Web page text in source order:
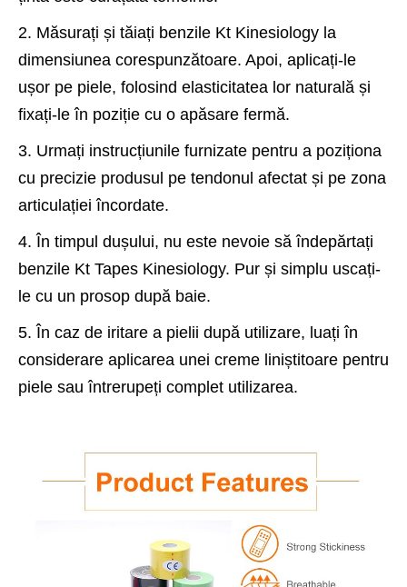
2. Măsurați și tăiați benzile Kt Kinesiology la
dimensiunea corespunzătoare. Apoi, aplicați-le
ușor pe piele, folosind elasticitatea lor naturală și
fixați-le în poziție cu o apăsare fermă.
3. Urmați instrucțiunile furnizate pentru a poziționa
cu precizie produsul pe tendonul afectat și pe zona
articulației încordate.
4. În timpul dușului, nu este nevoie să îndepărtați
benzile Kt Tapes Kinesiology. Pur și simplu uscați-
le cu un prosop după baie.
5. În caz de iritare a pielii după utilizare, luați în
considerare aplicarea unei creme liniștitoare pentru
piele sau întrerupeți complet utilizarea.